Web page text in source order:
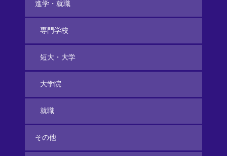
進学・就職
専門学校
短大・大学
大学院
就職
その他